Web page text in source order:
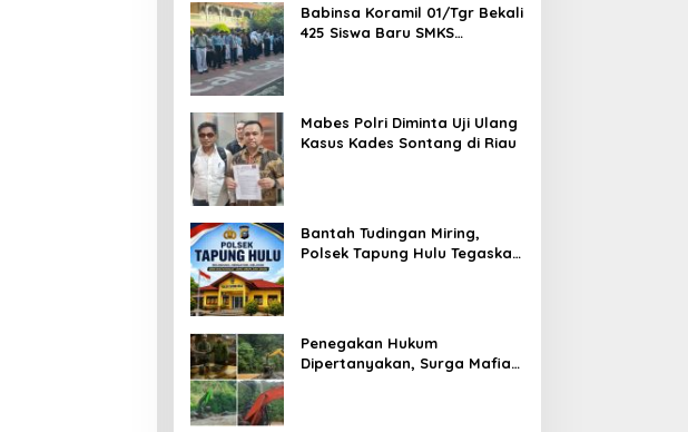
Babinsa Koramil 01/Tgr Bekali
425 Siswa Baru SMKS
Mabes Polri Diminta Uji Ulang
Kasus Kades Sontang di Riau
Bantah Tudingan Miring,
Polsek Tapung Hulu Tegaskan
Penegakan Hukum
Dipertanyakan, Surga Mafia